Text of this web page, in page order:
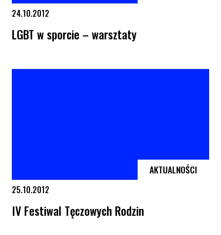
24.10.2012
LGBT w sporcie – warsztaty
AKTUALNOŚCI
25.10.2012
IV Festiwal Tęczowych Rodzin